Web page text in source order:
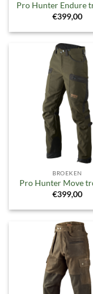
Pro Hunter Endure
€399,00
BROEKEN
Pro Hunter Move
€399,00